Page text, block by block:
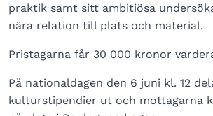
praktik samt sitt ambitiösa
nära relation till plats och material.
Pristagarna får 30 000 kronor
På nationaldagen den 6 juni kl. 12
kulturstipendier ut och mottagarna